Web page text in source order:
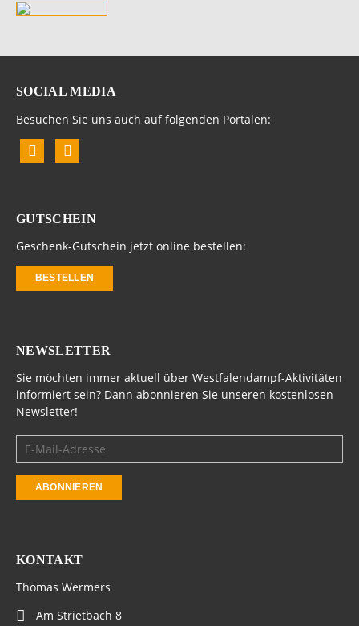
SOCIAL MEDIA
Besuchen Sie uns auch auf folgenden Portalen:
GUTSCHEIN
Geschenk-Gutschein jetzt online bestellen:
BESTELLEN
NEWSLETTER
Sie möchten immer aktuell über Westfalendampf-Aktivitäten
informiert sein? Dann abonnieren Sie unseren kostenlosen
Newsletter!
KONTAKT
Thomas Wermers
Am Strietbach 8